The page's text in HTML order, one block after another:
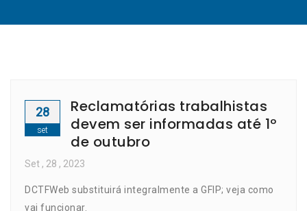
28
set
Reclamatórias trabalhistas
devem ser informadas até 1º
de outubro
Set , 28 , 2023
DCTFWeb substituirá integralmente a GFIP; veja como
vai funcionar.